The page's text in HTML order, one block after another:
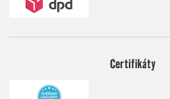
Certifikáty